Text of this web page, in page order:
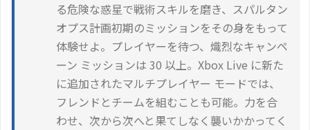
る危険な惑星で戦術スキルを磨き、スパルタン
オプス計画初期のミッションをその身をもって
体験せよ。プレイヤーを待つ、熾烈なキャンペ
ーン ミッションは 30 以上。Xbox Live に新た
に追加されたマルチプレイヤー モードでは、
フレンドとチームを組むことも可能。力を合
わせ、次から次へと果てしなく襲いかかってく